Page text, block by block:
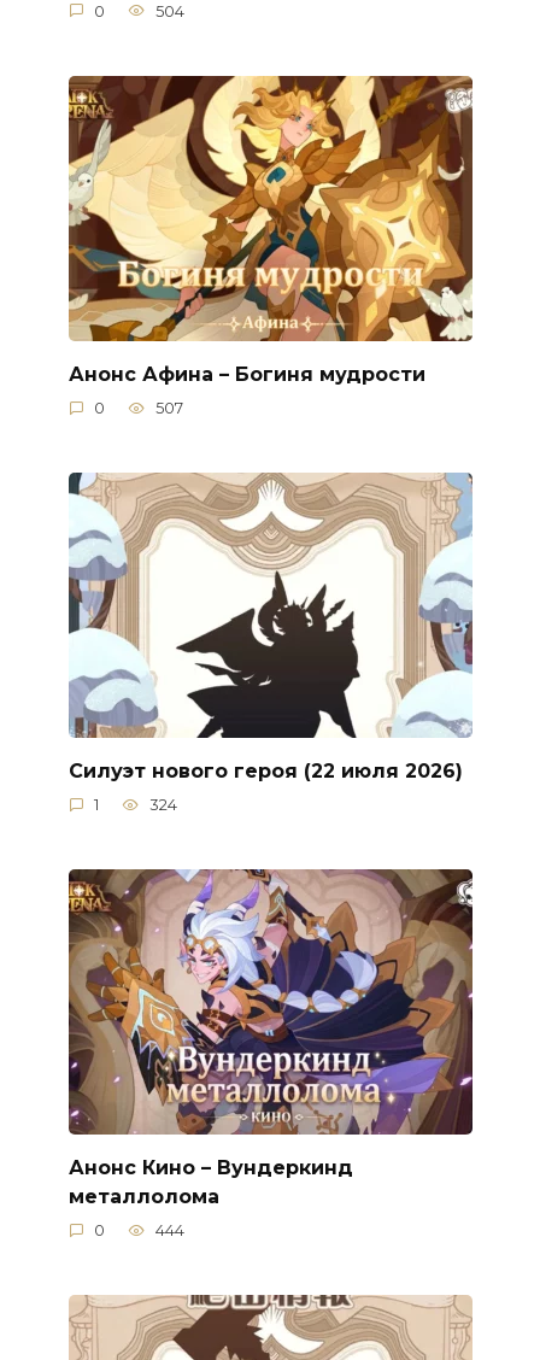
0 504
Анонс Афина – Богиня мудрости
0 507
Силуэт нового героя (22 июля 2026)
1 324
Анонс Кино – Вундеркинд
металлолома
0 444